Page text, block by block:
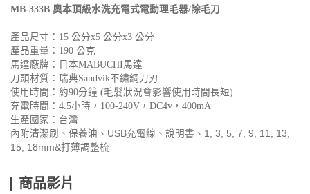
MB-333B 奧本頂級水洗充電式電動理毛器/除毛刀
產品尺寸：15 公分x5 公分x3 公分
產品重量：190 公克
馬達廠牌：日本MABUCHI馬達
刀頭材質：瑞典Sandvik不鏽鋼刀刃
使用時間：約90分鐘 (毛髮狀況會影響使用時間長短)
充電時間：4.5小時，100-240V，DC4v，400mA
生產國家：台灣
內附清潔刷、保養油、USB充電線、說明書、1, 3, 5, 7, 9, 11, 13,
15, 18mm&打薄調整梳
商品影片